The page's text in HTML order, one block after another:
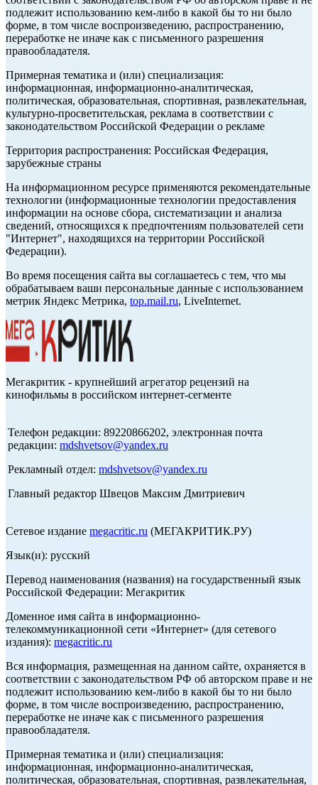
подлежит использованию кем-либо в какой бы то ни было
форме, в том числе воспроизведению, распространению,
переработке не иначе как с письменного разрешения
правообладателя.
Примерная тематика и (или) специализация:
информационная, информационно-аналитическая,
политическая, образовательная, спортивная, развлекательная,
культурно-просветительская, реклама в соответствии с
законодательством Российской Федерации о рекламе
Территория распространения: Российская Федерация,
зарубежные страны
На информационном ресурсе применяются рекомендательные
технологии (информационные технологии предоставления
информации на основе сбора, систематизации и анализа
сведений, относящихся к предпочтениям пользователей сети
"Интернет", находящихся на территории Российской
Федерации).
Во время посещения сайта вы соглашаетесь с тем, что мы
обрабатываем ваши персональные данные с использованием
метрик Яндекс Метрика, top.mail.ru, LiveInternet.
Мегакритик - крупнейший агрегатор рецензий на
кинофильмы в российском интернет-сегменте
Телефон редакции: 89220866202, электронная почта
редакции: mdshvetsov@yandex.ru
Рекламный отдел: mdshvetsov@yandex.ru
Главный редактор Швецов Максим Дмитриевич
Сетевое издание megacritic.ru (МЕГАКРИТИК.РУ)
Язык(и): русский
Перевод наименования (названия) на государственный язык
Российской Федерации: Мегакритик
Доменное имя сайта в информационно-
телекоммуникационной сети «Интернет» (для сетевого
издания): megacritic.ru
Вся информация, размещенная на данном сайте, охраняется в
соответствии с законодательством РФ об авторском праве и не
подлежит использованию кем-либо в какой бы то ни было
форме, в том числе воспроизведению, распространению,
переработке не иначе как с письменного разрешения
правообладателя.
Примерная тематика и (или) специализация:
информационная, информационно-аналитическая,
политическая, образовательная, спортивная, развлекательная,